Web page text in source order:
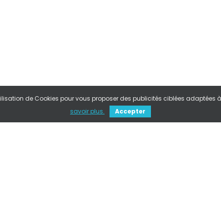
de Cookies pour vous proposer des publicités ciblées adaptées
savoir plus.
Accepter